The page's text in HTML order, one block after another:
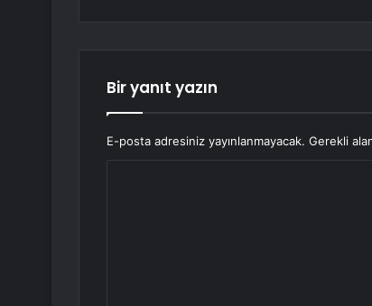
Bir yanıt yazın
E-posta adresiniz yayınlanmayacak. Gerekli